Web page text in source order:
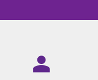
digital: mais